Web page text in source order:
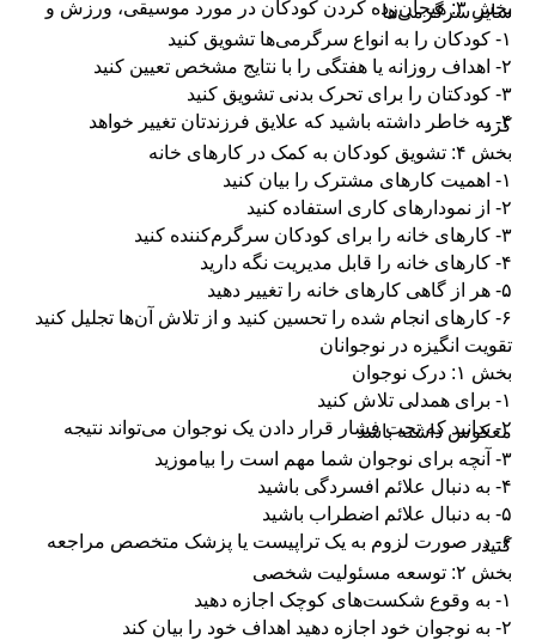
بخش ۳: هیجان‌زده کردن کودکان در مورد موسیقی، ورزش و
سایر سرگرمی‌ها
۱- کودکان را به انواع سرگرمی‌ها تشویق کنید‌
۲- اهداف روزانه یا هفتگی را با نتایج مشخص تعیین کنید
۳- کودکتان را برای تحرک بدنی تشویق کنید
۴- به خاطر داشته باشید که علایق فرزندتان تغییر خواهد
کرد
بخش ۴: تشویق کودکان به کمک در کارهای خانه
۱- اهمیت کارهای مشترک را بیان کنید
۲- از نمودارهای کاری استفاده کنید
۳- کارهای خانه را برای کودکان سرگرم‌کننده کنید
۴- کارهای خانه را قابل مدیریت نگه دارید
۵- هر از گاهی کارهای خانه را تغییر دهید
۶- کارهای انجام شده را تحسین کنید و از تلاش آن‌ها تجلیل کنید
تقویت انگیزه در نوجوانان
بخش ۱: درک نوجوان
۱- برای همدلی تلاش کنید
۲- بدانید که تحت فشار قرار دادن یک نوجوان می‌تواند نتیجه
معکوس داشته باشد
۳- آنچه برای نوجوان شما مهم است را بیاموزید
۴- به دنبال علائم افسردگی باشید
۵- به دنبال علائم اضطراب باشید
۶- در صورت لزوم به یک تراپیست یا پزشک متخصص مراجعه
کنید
بخش ۲: توسعه مسئولیت شخصی
۱- به وقوع شکست‌های کوچک اجازه دهید
۲- به نوجوان خود اجازه دهید اهداف خود را بیان کند